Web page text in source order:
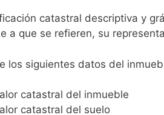
catastral descriptiva y
a que se refieren, su
los siguientes datos del
catastral del inmueble
catastral del suelo